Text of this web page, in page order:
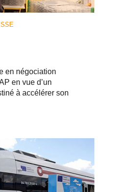
en négociation
en vue d’un
à accélérer son